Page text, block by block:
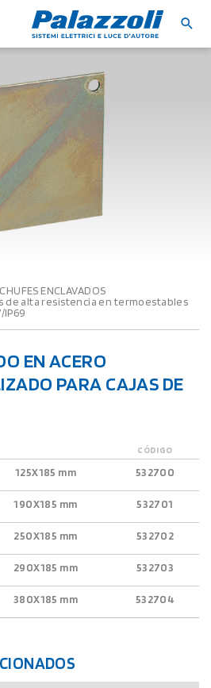
ENCLAVADOS
de alta resistencia en termoestables
IP69
EN ACERO
PARA CAJAS DE
CÓDIGO
125X185 mm 532700
190X185 mm 532701
250X185 mm 532702
290X185 mm 532703
380X185 mm 532704